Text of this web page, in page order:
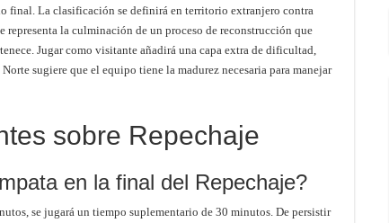
final. La clasificación se definirá en territorio extranjero contra
representa la culminación de un proceso de reconstrucción que
Jugar como visitante añadirá una capa extra de dificultad,
sugiere que el equipo tiene la madurez necesaria para manejar
sobre Repechaje
en la final del Repechaje?
se jugará un tiempo suplementario de 30 minutos. De persistir